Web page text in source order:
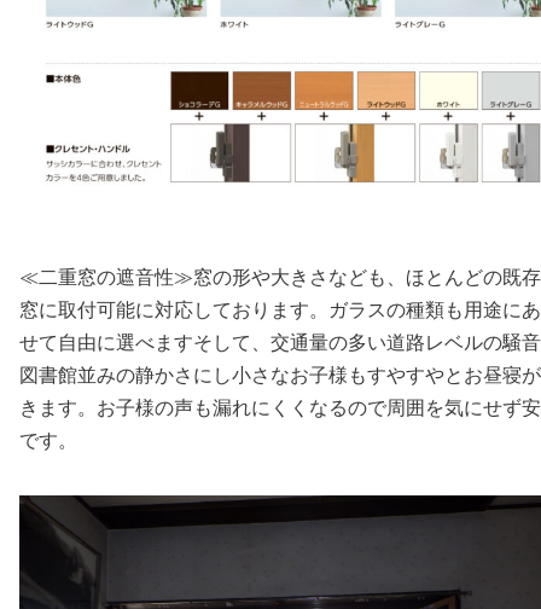
≪二重窓の遮音性≫窓の形や大きさなども、ほとんどの既
窓に取付可能に対応しております。ガラスの種類も用途に
せて自由に選べますそして、交通量の多い道路レベルの騒
図書館並みの静かさにし小さなお子様もすやすやとお昼寝
きます。お子様の声も漏れにくくなるので周囲を気にせず
です。